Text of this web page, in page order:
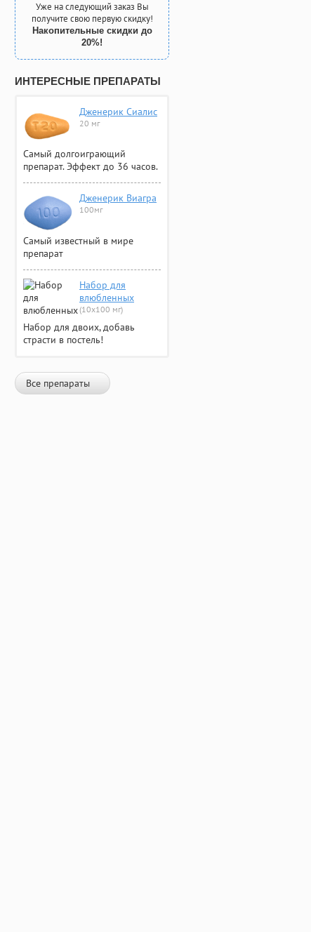
Уже на следующий заказ Вы
получите свою первую скидку!
Накопительные скидки до
20%!
ИНТЕРЕСНЫЕ ПРЕПАРАТЫ
Дженерик Сиалис
20 мг
Самый долгоиграющий
препарат. Эффект до 36 часов.
Дженерик Виагра
100мг
Самый известный в мире
препарат
Набор для
влюбленных
(10х100 мг)
Набор для двоих, добавь
страсти в постель!
Все препараты